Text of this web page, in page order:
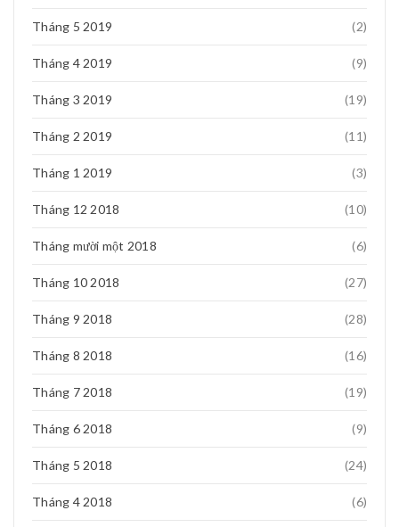
Tháng 5 2019 (2)
Tháng 4 2019 (9)
Tháng 3 2019 (19)
Tháng 2 2019 (11)
Tháng 1 2019 (3)
Tháng 12 2018 (10)
Tháng mười một 2018 (6)
Tháng 10 2018 (27)
Tháng 9 2018 (28)
Tháng 8 2018 (16)
Tháng 7 2018 (19)
Tháng 6 2018 (9)
Tháng 5 2018 (24)
Tháng 4 2018 (6)